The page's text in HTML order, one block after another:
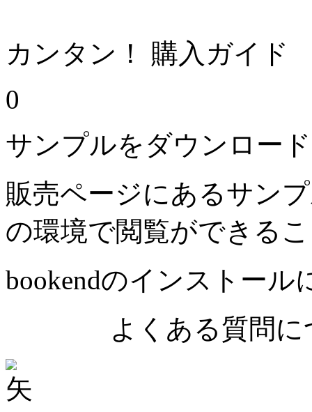
カンタン！ 購入ガイド
0
サンプルをダウンロー
販売ページにあるサン
の環境で閲覧ができる
bookendのインストール
よくある質問に